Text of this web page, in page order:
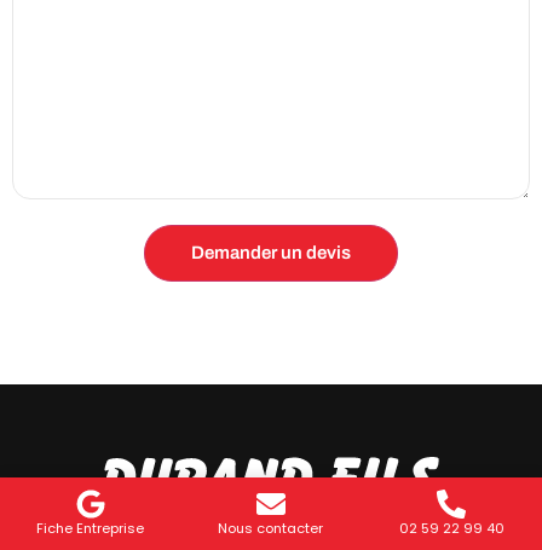
Fiche Entreprise Nous contacter 02 59 22 99 40